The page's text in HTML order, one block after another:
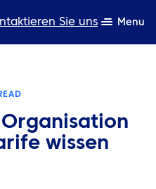
Sie uns Menu
wissen